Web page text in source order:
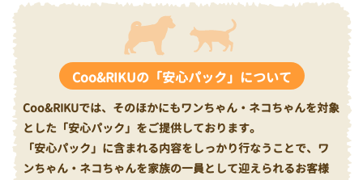
Coo&RIKUの「安心パック」について
Coo&RIKUでは、そのほかにもワンちゃん・ネコちゃんを対象
とした「安心パック」をご提供しております。
「安心パック」に含まれる内容をしっかり行なうことで、ワ
ンちゃん・ネコちゃんを家族の一員として迎えられるお客様